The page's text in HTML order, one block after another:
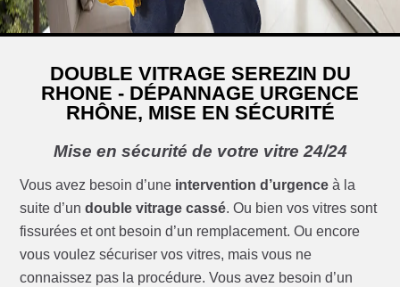
DOUBLE VITRAGE SEREZIN DU
RHONE - DÉPANNAGE URGENCE
RHÔNE, MISE EN SÉCURITÉ
Mise en sécurité de votre vitre 24/24
Vous avez besoin d’une intervention d’urgence à la
suite d’undouble vitrage cassé. Ou bien vos vitres sont
fissurées et ont besoin d’un remplacement. Ou encore
vous voulez sécuriser vos vitres, mais vous ne
connaissez pas la procédure. Vous avez besoin d’un